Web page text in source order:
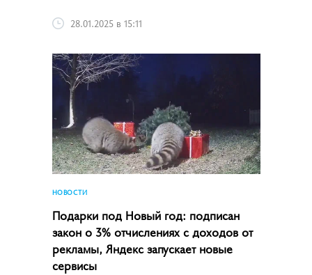
28.01.2025 в 15:11
НОВОСТИ
Подарки под Новый год: подписан
закон о 3% отчислениях с доходов от
рекламы, Яндекс запускает новые
сервисы